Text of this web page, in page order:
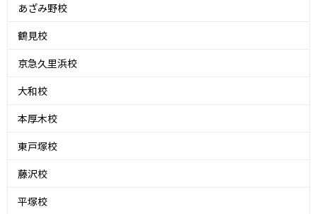
あざみ野校
鶴見校
京急久里浜校
大和校
本厚木校
東戸塚校
藤沢校
平塚校